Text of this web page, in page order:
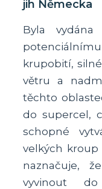
jih Německa
Byla
krupobití,
větru a
těchto
do supercel,
schopné
velkých kroup
naznačuje,
vyvinout